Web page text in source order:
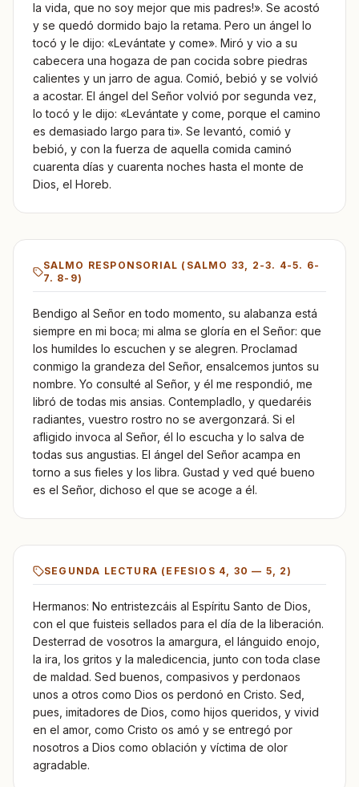
la vida, que no soy mejor que mis padres!». Se acostó
y se quedó dormido bajo la retama. Pero un ángel lo
tocó y le dijo: «Levántate y come». Miró y vio a su
cabecera una hogaza de pan cocida sobre piedras
calientes y un jarro de agua. Comió, bebió y se volvió
a acostar. El ángel del Señor volvió por segunda vez,
lo tocó y le dijo: «Levántate y come, porque el camino
es demasiado largo para ti». Se levantó, comió y
bebió, y con la fuerza de aquella comida caminó
cuarenta días y cuarenta noches hasta el monte de
Dios, el Horeb.
SALMO RESPONSORIAL ( SALMO 33, 2-3. 4-5. 6-
7. 8-9)
Bendigo al Señor en todo momento, su alabanza está
siempre en mi boca; mi alma se gloría en el Señor: que
los humildes lo escuchen y se alegren. Proclamad
conmigo la grandeza del Señor, ensalcemos juntos su
nombre. Yo consulté al Señor, y él me respondió, me
libró de todas mis ansias. Contempladlo, y quedaréis
radiantes, vuestro rostro no se avergonzará. Si el
afligido invoca al Señor, él lo escucha y lo salva de
todas sus angustias. El ángel del Señor acampa en
torno a sus fieles y los libra. Gustad y ved qué bueno
es el Señor, dichoso el que se acoge a él.
SEGUNDA LECTURA ( EFESIOS 4, 30 — 5, 2)
Hermanos: No entristezcáis al Espíritu Santo de Dios,
con el que fuisteis sellados para el día de la liberación.
Desterrad de vosotros la amargura, el lánguido enojo,
la ira, los gritos y la maledicencia, junto con toda clase
de maldad. Sed buenos, compasivos y perdonaos
unos a otros como Dios os perdonó en Cristo. Sed,
pues, imitadores de Dios, como hijos queridos, y vivid
en el amor, como Cristo os amó y se entregó por
nosotros a Dios como oblación y víctima de olor
agradable.